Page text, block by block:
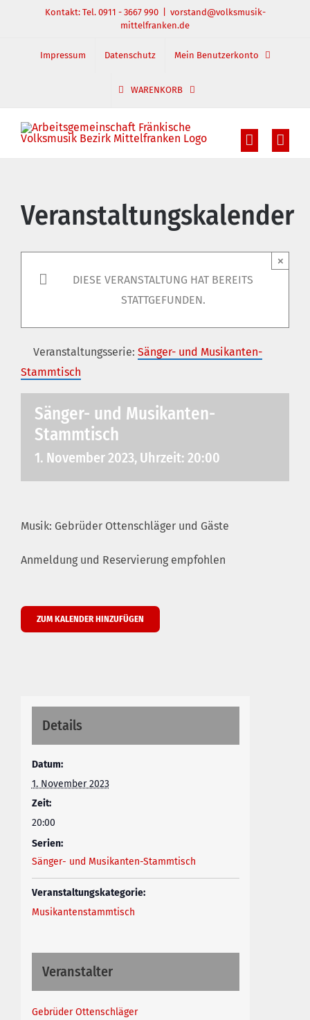
springen
Kontakt: Tel. 0911 - 3667 990
vorstand@volksmusik-
mittelfranken.de
Impressum Datenschutz Mein Benutzerkonto
WARENKORB
Veranstaltungskalender
DIESE VERANSTALTUNG HAT BEREITS
STATTGEFUNDEN.
×
Veranstaltungsserie: Sänger- und Musikanten-
Stammtisch
Sänger- und Musikanten-
Stammtisch
1. November 2023, Uhrzeit: 20:00
Musik: Gebrüder Ottenschläger und Gäste
Anmeldung und Reservierung empfohlen
ZUM KALENDER HINZUFÜGEN
Details
Datum:
1. November 2023
Zeit:
20:00
Serien:
Sänger- und Musikanten-Stammtisch
Veranstaltungskategorie:
Musikantenstammtisch
Veranstalter
Gebrüder Ottenschläger